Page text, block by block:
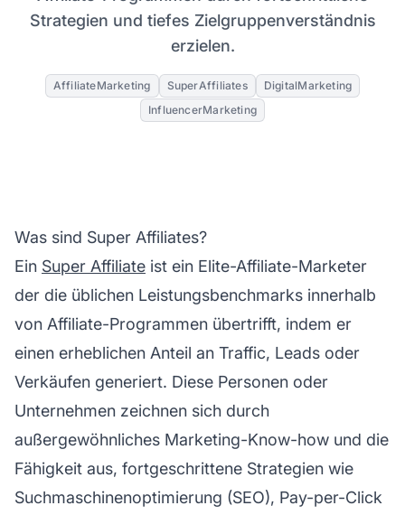
Strategien und tiefes Zielgruppenverständnis
erzielen.
AffiliateMarketing SuperAffiliates
DigitalMarketing
InfluencerMarketing
Was sind Super Affiliates?
Ein Super Affiliate ist ein Elite-Affiliate-Marketer
der die üblichen Leistungsbenchmarks innerhalb
von Affiliate-Programmen übertrifft, indem er
einen erheblichen Anteil an Traffic, Leads oder
Verkäufen generiert. Diese Personen oder
Unternehmen zeichnen sich durch
außergewöhnliches Marketing-Know-how und die
Fähigkeit aus, fortgeschrittene Strategien wie
Suchmaschinenoptimierung (SEO), Pay-per-Click